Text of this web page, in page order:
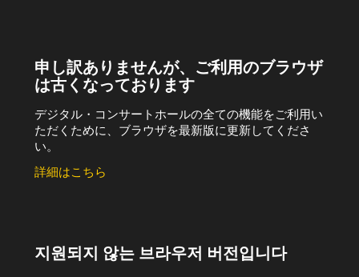
申し訳ありませんが、ご利用のブラウザ
は古くなっております
デジタル・コンサートホールの全ての機能をご利用い
ただくために、ブラウザを最新版に更新してくださ
い。
詳細はこちら
지원되지 않는 브라우저 버전입니다